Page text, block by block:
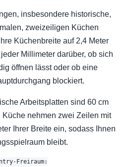
insbesondere historische,
zweizeiligen Küchen
Küchenbreite auf 2,4 Meter
Millimeter darüber, ob sich
öffnen lässt oder ob eine
blockiert.
Arbeitsplatten sind 60 cm
nehmen zwei Zeilen mit
Ihrer Breite ein, sodass Ihnen
bleibt.
Freiraum: